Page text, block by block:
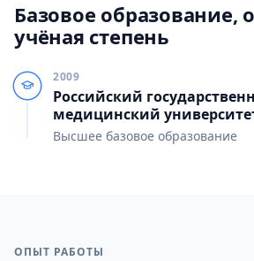
Базовое образование,
учёная степень
2009
Российский
медицинский
Высшее базовое образование
ОПЫТ РАБОТЫ